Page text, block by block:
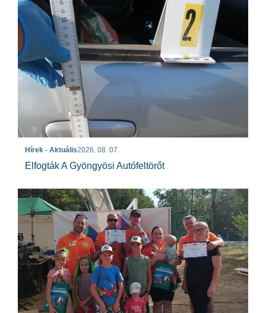
Hírek - Aktuális2026. 08. 07.
Elfogták A Gyöngyösi Autófeltörőt